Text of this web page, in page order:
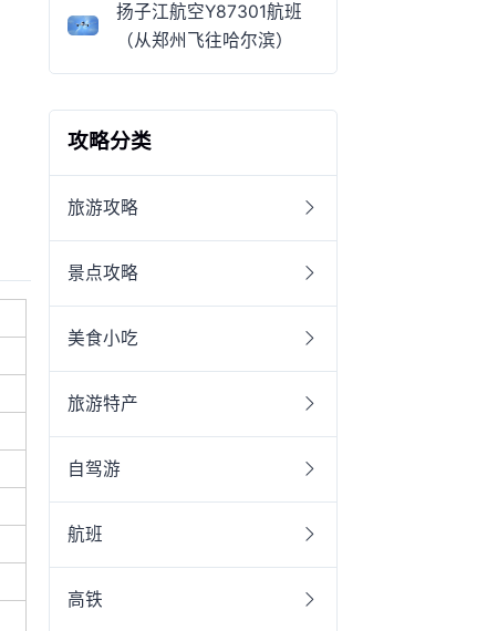
扬子江航空Y87301航班
（从郑州飞往哈尔滨）
攻略分类
旅游攻略
景点攻略
美食小吃
旅游特产
自驾游
航班
高铁